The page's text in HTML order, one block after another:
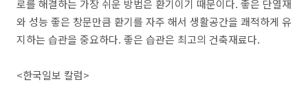
로를 해결하는 가장 쉬운 방법은 환기이기 때문이다. 좋은 단열재
와 성능 좋은 창문만큼 환기를 자주 해서 생활공간을 쾌적하게 유
지하는 습관을 중요하다. 좋은 습관은 최고의 건축재료다.
<한국일보 칼럼>